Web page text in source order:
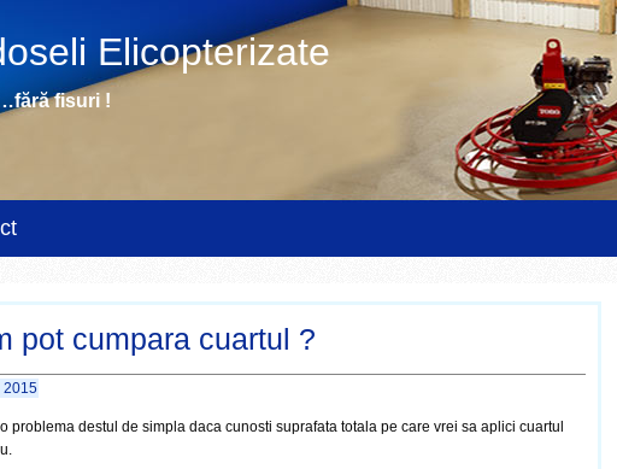
Elicopterizate
fisuri !
pot cumpara cuartul ?
2015
problema destul de simpla daca cunosti suprafata totala pe care vrei sa aplici cuartul